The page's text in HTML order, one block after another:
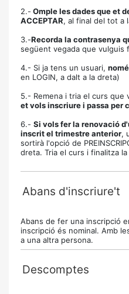
2.- Omple les dades que et
ACCEPTAR, al final del tot a
3.-Recorda la contrasenya
següent vegada que vulguis
4.- Si ja tens un usuari,
en LOGIN, a dalt a la dreta)
5.- Remena i tria el curs que
et vols inscriure i passa per
6.- Si vols fer la renovació
inscrit el trimestre anterior,
sortirà l'opció de
dreta. Tria el curs i finalitza la
Abans d'inscriure't
Abans de fer una inscripció
inscripció és nominal. Amb
a una altra persona.
Descomptes